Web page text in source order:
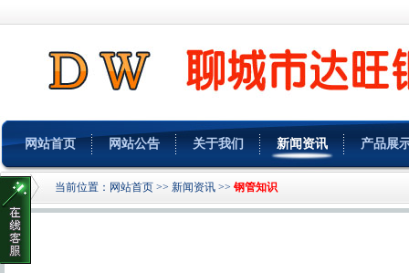
网站首页 网站公告 关于我们 新闻资讯 产品展
当前位置： 网站首页 >> 新闻资讯 >> 钢管知识